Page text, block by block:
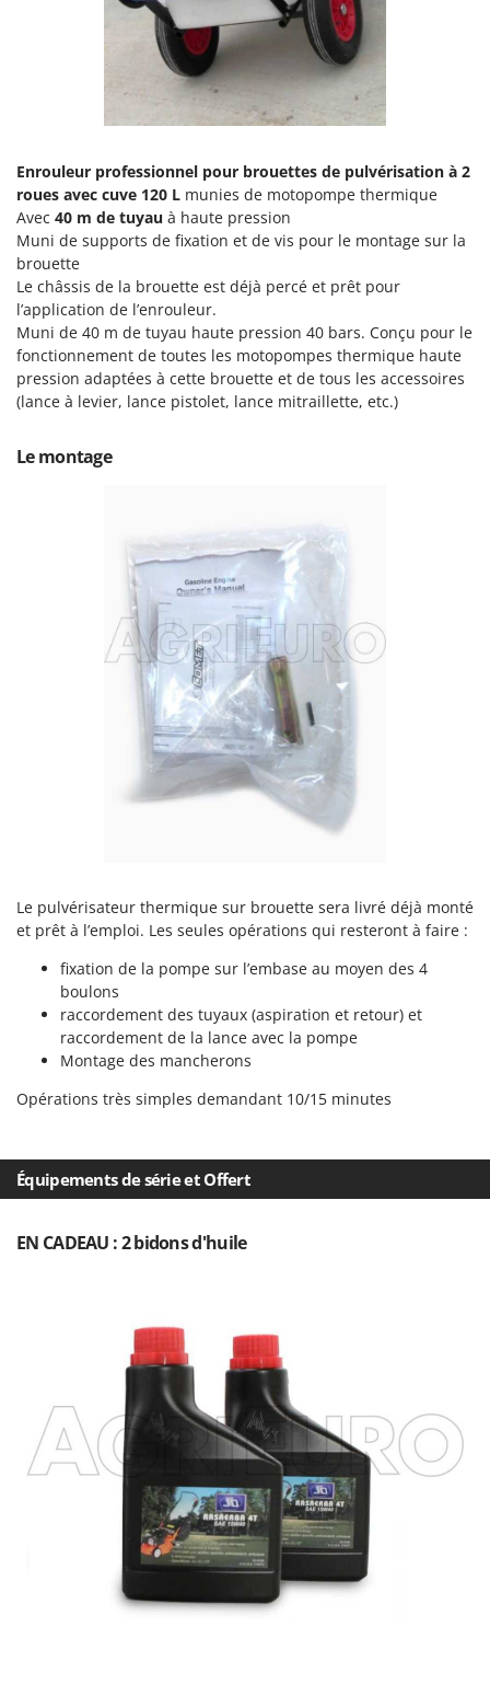
Seven Italy
Skil
Smartwood
Smeg
Snapper
Solidur
Spice Electronics
Spiralmac
Spring Protezione
Stanley
Sunseeker
TecnoGen
Tellarini Pompe
Tre Spade
Trev - Abrek - TecnoVIR
Trotec
Troy-Bilt
Udor
Unger
Verdemax
Vesco
Wiper EcoRobot
Wolf Garten
Wortex
Worx
Yard Force
Enrouleur professionnel pour brouettes de pulvérisation à 2
roues avec cuve 120 L munies de motopompe thermique
Avec 40 m de tuyau à haute pression
Muni de supports de fixation et de vis pour le montage sur la
brouette
Le châssis de la brouette est déjà percé et prêt pour
l’application de l’enrouleur.
Muni de 40 m de tuyau haute pression 40 bars. Conçu pour le
fonctionnement de toutes les motopompes thermique haute
pression adaptées à cette brouette et de tous les accessoires
(lance à levier, lance pistolet, lance mitraillette, etc.)
Le montage
Le pulvérisateur thermique sur brouette sera livré déjà monté
et prêt à l’emploi. Les seules opérations qui resteront à faire :
fixation de la pompe sur l’embase au moyen des 4
boulons
raccordement des tuyaux (aspiration et retour) et
raccordement de la lance avec la pompe
Montage des mancherons
Opérations très simples demandant 10/15 minutes
Équipements de série et Offert
EN CADEAU : 2 bidons d'huile